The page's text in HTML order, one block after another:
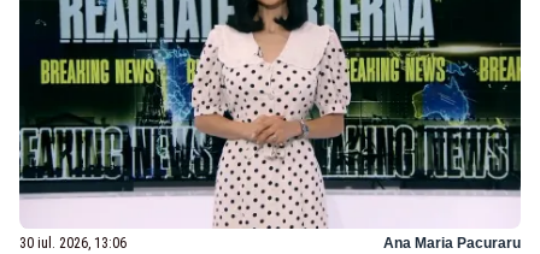
30 iul. 2026, 13:06 Ana Maria Pacuraru